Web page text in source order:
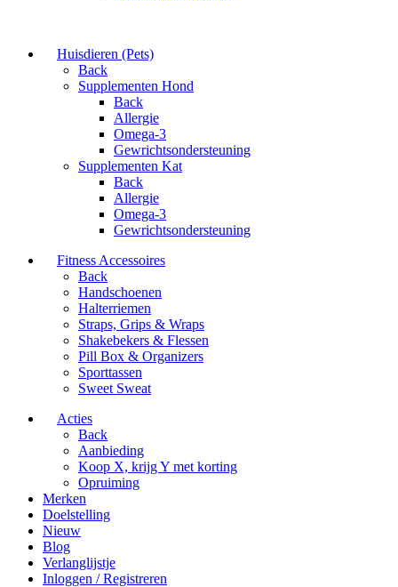
Huisdieren (Pets)
Back
Supplementen Hond
Back
Allergie
Omega-3
Gewrichtsondersteuning
Supplementen Kat
Back
Allergie
Omega-3
Gewrichtsondersteuning
Fitness Accessoires
Back
Handschoenen
Halterriemen
Straps, Grips & Wraps
Shakebekers & Flessen
Pill Box & Organizers
Sporttassen
Sweet Sweat
Acties
Back
Aanbieding
Koop X, krijg Y met korting
Opruiming
Merken
Doelstelling
Nieuw
Blog
Verlanglijstje
Inloggen / Registreren